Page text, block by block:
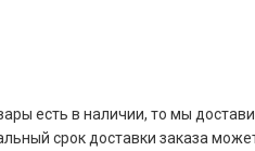
есть в наличии, то мы
срок доставки заказа